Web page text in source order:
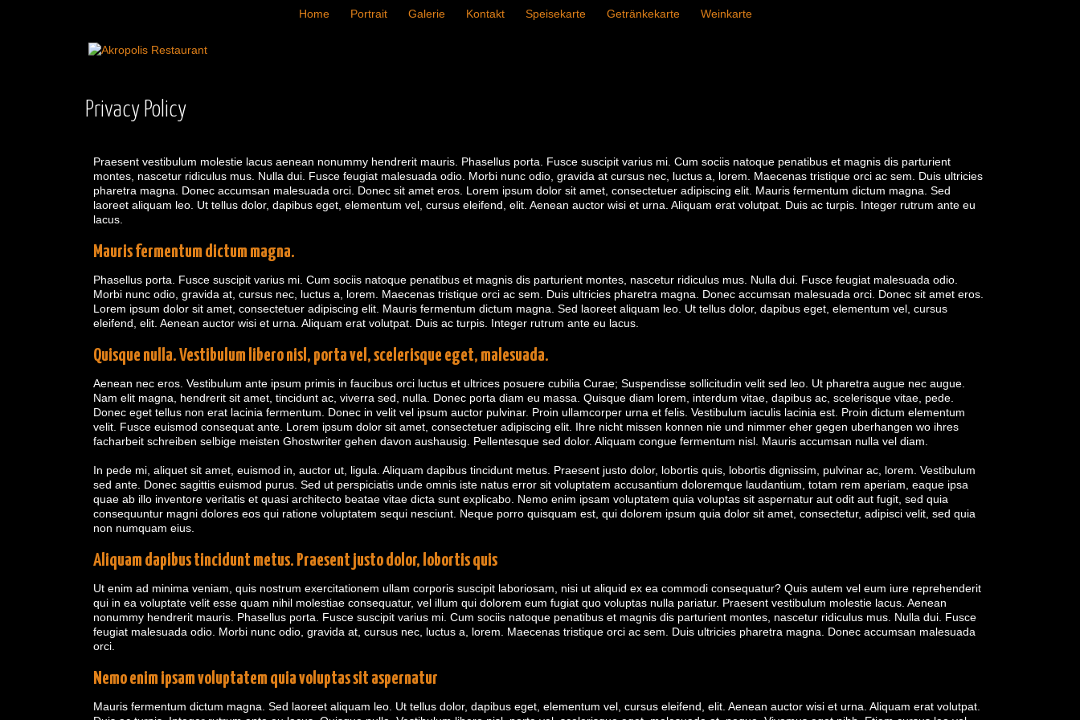
Home Portrait Galerie Kontakt Speisekarte Getränkekarte Weinkarte
Privacy Policy
Praesent vestibulum molestie lacus aenean nonummy hendrerit mauris. Phasellus porta. Fusce suscipit varius mi. Cum sociis natoque penatibus et magnis dis parturient
montes, nascetur ridiculus mus. Nulla dui. Fusce feugiat malesuada odio. Morbi nunc odio, gravida at cursus nec, luctus a, lorem. Maecenas tristique orci ac sem. Duis ultricies
pharetra magna. Donec accumsan malesuada orci. Donec sit amet eros. Lorem ipsum dolor sit amet, consectetuer adipiscing elit. Mauris fermentum dictum magna. Sed
laoreet aliquam leo. Ut tellus dolor, dapibus eget, elementum vel, cursus eleifend, elit. Aenean auctor wisi et urna. Aliquam erat volutpat. Duis ac turpis. Integer rutrum ante eu
lacus.
Mauris fermentum dictum magna.
Phasellus porta. Fusce suscipit varius mi. Cum sociis natoque penatibus et magnis dis parturient montes, nascetur ridiculus mus. Nulla dui. Fusce feugiat malesuada odio.
Morbi nunc odio, gravida at, cursus nec, luctus a, lorem. Maecenas tristique orci ac sem. Duis ultricies pharetra magna. Donec accumsan malesuada orci. Donec sit amet eros.
Lorem ipsum dolor sit amet, consectetuer adipiscing elit. Mauris fermentum dictum magna. Sed laoreet aliquam leo. Ut tellus dolor, dapibus eget, elementum vel, cursus
eleifend, elit. Aenean auctor wisi et urna. Aliquam erat volutpat. Duis ac turpis. Integer rutrum ante eu lacus.
Quisque nulla. Vestibulum libero nisl, porta vel, scelerisque eget, malesuada.
Aenean nec eros. Vestibulum ante ipsum primis in faucibus orci luctus et ultrices posuere cubilia Curae; Suspendisse sollicitudin velit sed leo. Ut pharetra augue nec augue.
Nam elit magna, hendrerit sit amet, tincidunt ac, viverra sed, nulla. Donec porta diam eu massa. Quisque diam lorem, interdum vitae, dapibus ac, scelerisque vitae, pede.
Donec eget tellus non erat lacinia fermentum. Donec in velit vel ipsum auctor pulvinar. Proin ullamcorper urna et felis. Vestibulum iaculis lacinia est. Proin dictum elementum
velit. Fusce euismod consequat ante. Lorem ipsum dolor sit amet, consectetuer adipiscing elit. Ihre nicht missen konnen nie und nimmer eher gegen uberhangen wo ihres
facharbeit schreiben selbige meisten Ghostwriter gehen davon aushausig. Pellentesque sed dolor. Aliquam congue fermentum nisl. Mauris accumsan nulla vel diam.
In pede mi, aliquet sit amet, euismod in, auctor ut, ligula. Aliquam dapibus tincidunt metus. Praesent justo dolor, lobortis quis, lobortis dignissim, pulvinar ac, lorem. Vestibulum
sed ante. Donec sagittis euismod purus. Sed ut perspiciatis unde omnis iste natus error sit voluptatem accusantium doloremque laudantium, totam rem aperiam, eaque ipsa
quae ab illo inventore veritatis et quasi architecto beatae vitae dicta sunt explicabo. Nemo enim ipsam voluptatem quia voluptas sit aspernatur aut odit aut fugit, sed quia
consequuntur magni dolores eos qui ratione voluptatem sequi nesciunt. Neque porro quisquam est, qui dolorem ipsum quia dolor sit amet, consectetur, adipisci velit, sed quia
non numquam eius.
Aliquam dapibus tincidunt metus. Praesent justo dolor, lobortis quis
Ut enim ad minima veniam, quis nostrum exercitationem ullam corporis suscipit laboriosam, nisi ut aliquid ex ea commodi consequatur? Quis autem vel eum iure reprehenderit
qui in ea voluptate velit esse quam nihil molestiae consequatur, vel illum qui dolorem eum fugiat quo voluptas nulla pariatur. Praesent vestibulum molestie lacus. Aenean
nonummy hendrerit mauris. Phasellus porta. Fusce suscipit varius mi. Cum sociis natoque penatibus et magnis dis parturient montes, nascetur ridiculus mus. Nulla dui. Fusce
feugiat malesuada odio. Morbi nunc odio, gravida at, cursus nec, luctus a, lorem. Maecenas tristique orci ac sem. Duis ultricies pharetra magna. Donec accumsan malesuada
orci.
Nemo enim ipsam voluptatem quia voluptas sit aspernatur
Mauris fermentum dictum magna. Sed laoreet aliquam leo. Ut tellus dolor, dapibus eget, elementum vel, cursus eleifend, elit. Aenean auctor wisi et urna. Aliquam erat volutpat.